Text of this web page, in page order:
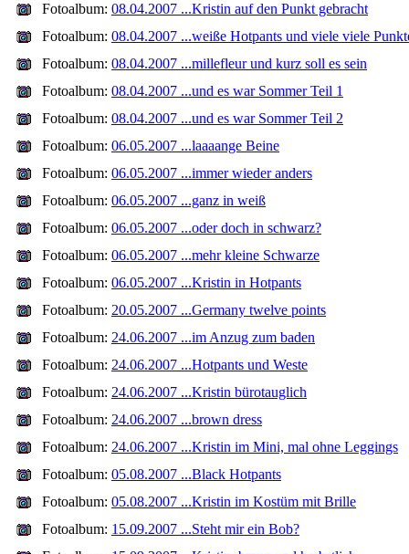
Fotoalbum: 08.04.2007 ...Kristin auf den Punkt gebracht
Fotoalbum: 08.04.2007 ...weiße Hotpants und viele viele
Fotoalbum: 08.04.2007 ...millefleur und kurz soll es sein
Fotoalbum: 08.04.2007 ...und es war Sommer Teil 1
Fotoalbum: 08.04.2007 ...und es war Sommer Teil 2
Fotoalbum: 06.05.2007 ...laaaange Beine
Fotoalbum: 06.05.2007 ...immer wieder anders
Fotoalbum: 06.05.2007 ...ganz in weiß
Fotoalbum: 06.05.2007 ...oder doch in schwarz?
Fotoalbum: 06.05.2007 ...mehr kleine Schwarze
Fotoalbum: 06.05.2007 ...Kristin in Hotpants
Fotoalbum: 20.05.2007 ...Germany twelve points
Fotoalbum: 24.06.2007 ...im Anzug zum baden
Fotoalbum: 24.06.2007 ...Hotpants und Weste
Fotoalbum: 24.06.2007 ...Kristin bürotauglich
Fotoalbum: 24.06.2007 ...brown dress
Fotoalbum: 24.06.2007 ...Kristin im Mini, mal ohne Leggings
Fotoalbum: 05.08.2007 ...Black Hotpants
Fotoalbum: 05.08.2007 ...Kristin im Kostüm mit Brille
Fotoalbum: 15.09.2007 ...Steht mir ein Bob?